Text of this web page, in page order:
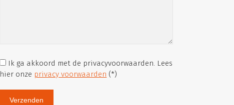
Ik ga akkoord met de privacyvoorwaarden. Lees
hier onze privacy voorwaarden (*)